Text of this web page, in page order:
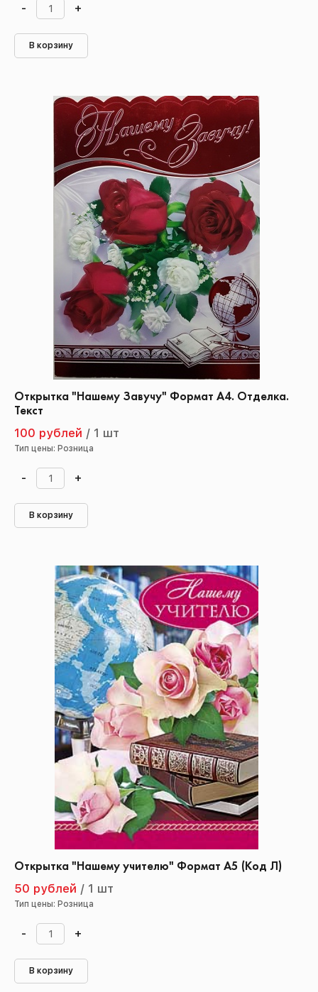
- +
В корзину
Открытка "Нашему Завучу" Формат А4. Отделка.
Текст
100 рублей / 1 шт
Тип цены: Розница
- +
В корзину
Открытка "Нашему учителю" Формат А5 (Код Л)
50 рублей / 1 шт
Тип цены: Розница
- +
В корзину